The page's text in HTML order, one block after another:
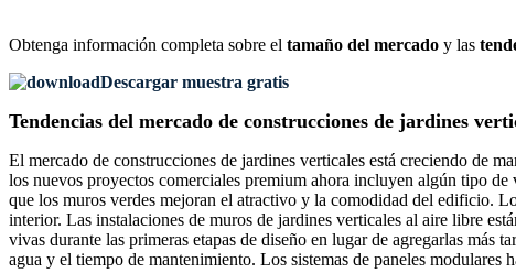
Obtenga información completa sobre el tamaño del mercado y las
Descargar muestra gratis
Tendencias del mercado de construcciones de jardines
El mercado de construcciones de jardines verticales está creciendo de
los nuevos proyectos comerciales premium ahora incluyen algún tipo
que los muros verdes mejoran el atractivo y la comodidad del edificio.
interior. Las instalaciones de muros de jardines verticales al aire libre
vivas durante las primeras etapas de diseño en lugar de agregarlas más
agua y el tiempo de mantenimiento. Los sistemas de paneles